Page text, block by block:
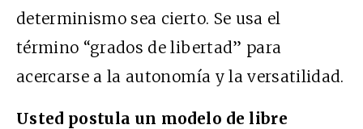
determinismo sea cierto. Se usa el
término “grados de libertad” para
acercarse a la autonomía y la versatilidad.
Usted postula un modelo de libre